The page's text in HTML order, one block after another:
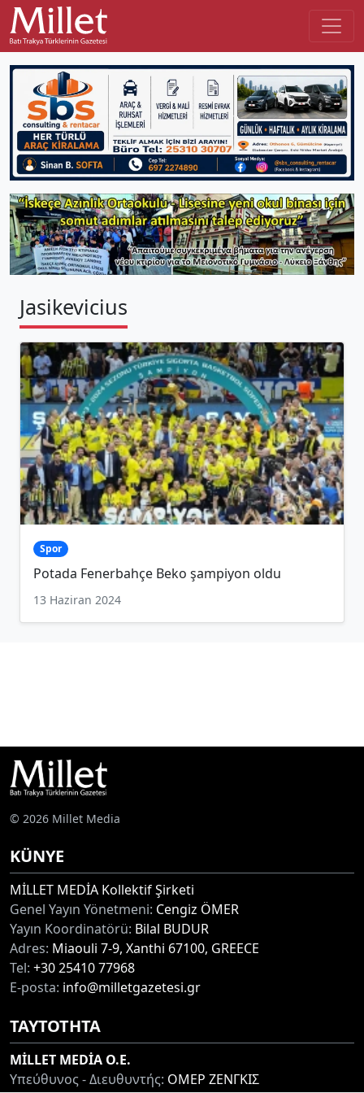
Jasikevicius
Spor
Potada Fenerbahçe Beko şampiyon oldu
13 Haziran 2024
© 2026 Millet Media
KÜNYE
MİLLET MEDİA Kollektif Şirketi
Genel Yayın Yönetmeni: Cengiz ÖMER
Yayın Koordinatörü: Bilal BUDUR
Adres: Miaouli 7-9, Xanthi 67100, GREECE
Tel: +30 25410 77968
E-posta: info@milletgazetesi.gr
ΤΑΥΤΟΤΗΤΑ
MİLLET MEDİA O.E.
Υπεύθυνος - Διευθυντής: ΟΜΕΡ ΖΕΝΓΚΙΣ